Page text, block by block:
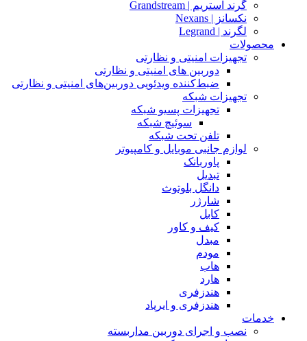
گرند استریم | Grandstream
نکسانز | Nexans
لگرند | Legrand
محصولات
تجهیزات امنیتی و نظارتی
دوربین های امنیتی و نظارتی
ضبط‌کننده ویدئویی دوربین‌های امنیتی و نظارتی
تجهیزات شبکه
تجهیزات پسیو شبکه
سوئیچ‌ شبکه
تلفن تحت شبکه
لوازم جانبی موبایل و کامپیوتر
پاوربانک
تبدیل
دانگل بلوتوث
شارژر
کابل
کیف و کاور
مبدل
مودم
هاب
هارد
هندزفری
هندزفری و ایرپاد
خدمات
نصب و اجرای دوربین مداربسته